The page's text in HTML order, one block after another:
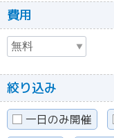
費用
絞り込み
一日のみ開催